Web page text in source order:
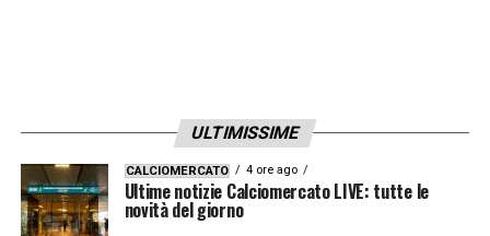
ULTIMISSIME
CALCIOMERCATO 4 ore ago
Ultime notizie Calciomercato LIVE: tutte le
novità del giorno